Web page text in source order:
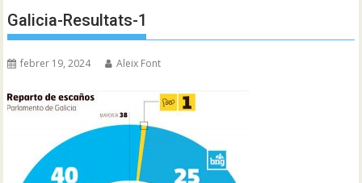
Galicia-Resultats-1
febrer 19, 2024 Aleix Font